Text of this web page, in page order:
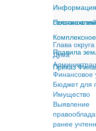
Информация
Правила
Приказ
Глава округа
Дума
Финансовое
Бюджет для
Имущество
Выявление
ранее